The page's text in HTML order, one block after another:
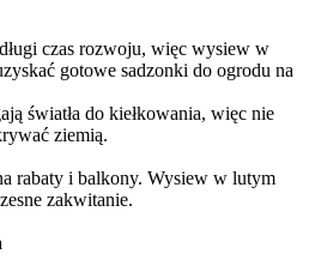
czas rozwoju, więc wysiew w
gotowe sadzonki do ogrodu na
światła do kiełkowania, więc nie
ziemią.
rabaty i balkony. Wysiew w lutym
zakwitanie.